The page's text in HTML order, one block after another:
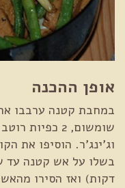
אופן ההכנה
שומשום, 2
וג'ינג'ר. הוסיפו את
דקות) ואז הסירו